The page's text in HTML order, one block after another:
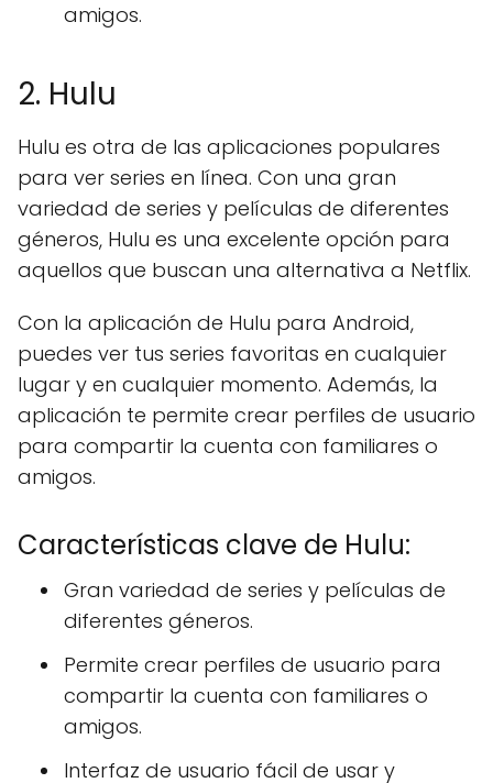
amigos.
2. Hulu
Hulu es otra de las aplicaciones populares
para ver series en línea. Con una gran
variedad de series y películas de diferentes
géneros, Hulu es una excelente opción para
aquellos que buscan una alternativa a Netflix.
Con la aplicación de Hulu para Android,
puedes ver tus series favoritas en cualquier
lugar y en cualquier momento. Además, la
aplicación te permite crear perfiles de usuario
para compartir la cuenta con familiares o
amigos.
Características clave de Hulu:
Gran variedad de series y películas de
diferentes géneros.
Permite crear perfiles de usuario para
compartir la cuenta con familiares o
amigos.
Interfaz de usuario fácil de usar y